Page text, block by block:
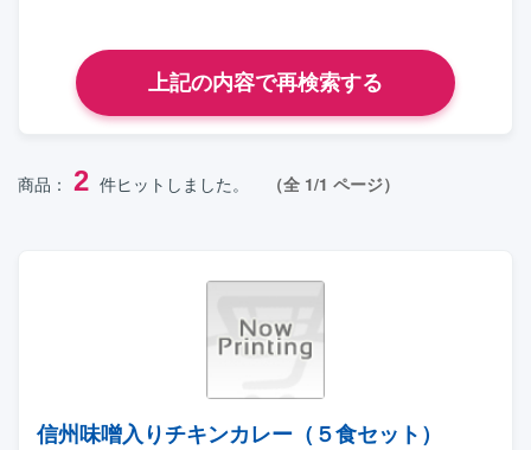
商品： 2 件ヒットしました。 （全 1/1 ページ）
信州味噌入りチキンカレー（５食セット）